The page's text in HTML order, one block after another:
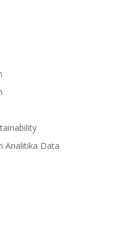
Analitika Data